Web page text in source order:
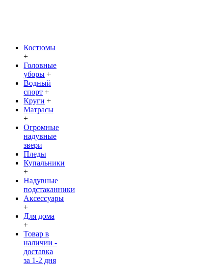
Костюмы
+
Головные
уборы +
Водный
спорт +
Круги +
Матрасы
+
Огромные
надувные
звери
Пледы
Купальники
+
Надувные
подстаканники
Аксессуары
+
Для дома
+
Товар в
наличии -
доставка
за 1-2 дня